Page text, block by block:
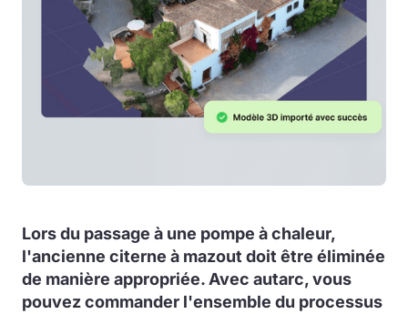
Lors du passage à une pompe à chaleur,
l'ancienne citerne à mazout doit être éliminée
de manière appropriée. Avec autarc, vous
pouvez commander l'ensemble du processus